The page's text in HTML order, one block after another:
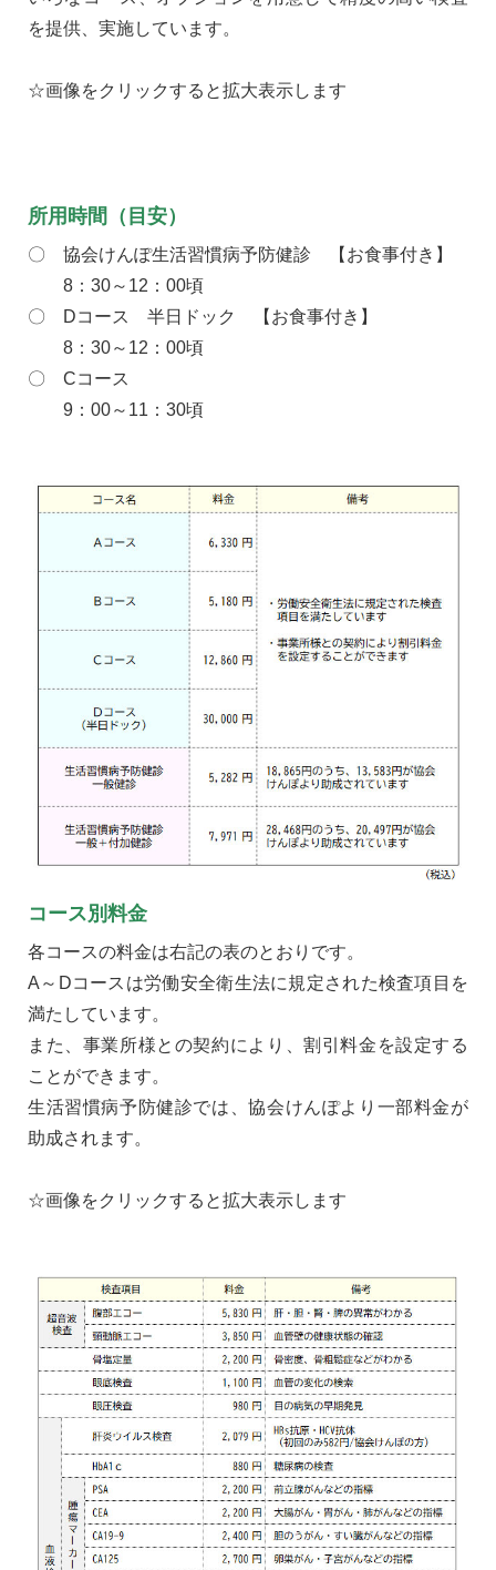
を提供、実施しています。
☆画像をクリックすると拡大表示します
所用時間（目安）
〇 協会けんぽ生活習慣病予防健診 【お食事付き】
8：30～12：00頃
〇 Dコース 半日ドック 【お食事付き】
8：30～12：00頃
〇 Cコース
9：00～11：30頃
コース別料金
各コースの料金は右記の表のとおりです。
A～Dコースは労働安全衛生法に規定された検査項目を
満たしています。
また、事業所様との契約により、割引料金を設定する
ことができます。
生活習慣病予防健診では、協会けんぽより一部料金が
助成されます。
☆画像をクリックすると拡大表示します